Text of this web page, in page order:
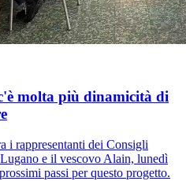
molta più dinamicità di
i rappresentanti dei Consigli
e il vescovo Alain, lunedì
passi per questo progetto.